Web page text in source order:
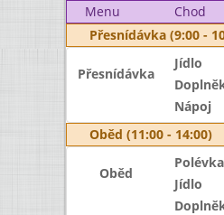
Menu
Chod
Přesnídávka (9:00 -
Přesnídávka
Jídlo
Nápoj
Oběd (11:00 - 14:00)
Oběd
Polévka
Jídlo